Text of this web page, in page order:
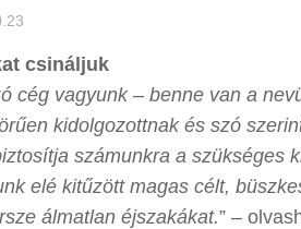
csináljuk
cég vagyunk – benne van a
kidolgozottnak és szó
számunkra a szükséges
elé kitűzött magas célt,
álmatlan éjszakákat.” –